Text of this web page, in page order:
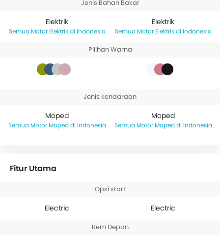
Jenis Bahan Bakar
Elektrik
Motor Elektrik di Indonesia
Elektrik
Motor Elektrik di Indonesia
Pilihan Warna
Jenis kendaraan
Moped
Motor Moped di Indonesia
Moped
Motor Moped di Indonesia
Fitur Utama
Opsi start
Electric Electric
Rem Depan